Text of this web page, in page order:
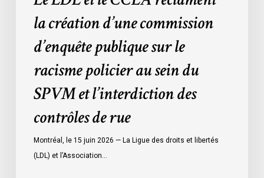
SPVM
contrôles
la création d’une commission
d’enquête publique sur le
racisme policier au sein du
SPVM et l’interdiction des
contrôles de rue
Montréal, le 15 juin 2026 — La Ligue des droits et libertés
(LDL) et l’Association…